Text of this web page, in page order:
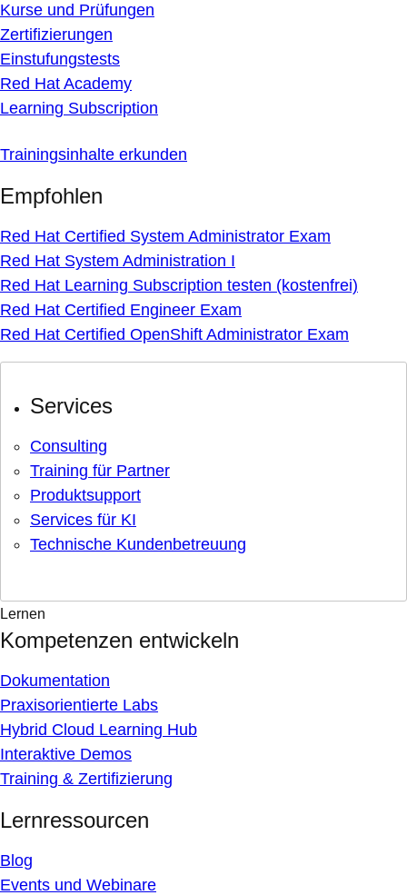
Kurse und Prüfungen
Zertifizierungen
Einstufungstests
Red Hat Academy
Learning Subscription
Trainingsinhalte erkunden
Empfohlen
Red Hat Certified System Administrator Exam
Red Hat System Administration I
Red Hat Learning Subscription testen (kostenfrei)
Red Hat Certified Engineer Exam
Red Hat Certified OpenShift Administrator Exam
Services
Consulting
Training für Partner
Produktsupport
Services für KI
Technische Kundenbetreuung
Lernen
Kompetenzen entwickeln
Dokumentation
Praxisorientierte Labs
Hybrid Cloud Learning Hub
Interaktive Demos
Training & Zertifizierung
Lernressourcen
Blog
Events und Webinare